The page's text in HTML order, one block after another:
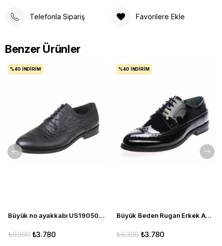
Telefonla Sipariş Favorilere Ekle
Benzer Ürünler
Büyük no ayakkabı US190503-SİYAH
₺3.780
₺6.300
%40 İNDIRIM
Büyük Beden Rugan Erkek Ayakkabı US190504-SİYAH
₺3.780
₺6.300
%40 İNDIRIM